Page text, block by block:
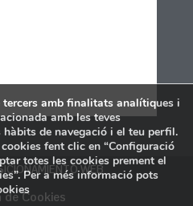
WEB
de Cookies
amb finalitats analítiques i
amb les teves
de navegació i el teu perfil.
fent clic en “Configuració
totes les cookies prement el
Per a més informació pots